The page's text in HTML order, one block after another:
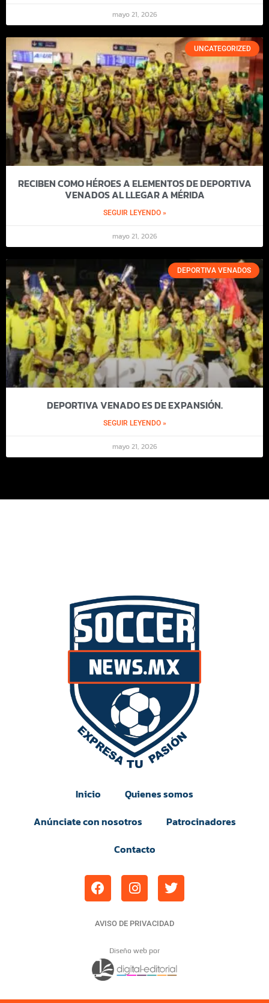
mayo 21, 2026
UNCATEGORIZED
RECIBEN COMO HÉROES A ELEMENTOS DE DEPORTIVA
VENADOS AL LLEGAR A MÉRIDA
SEGUIR LEYENDO »
mayo 21, 2026
DEPORTIVA VENADOS
DEPORTIVA VENADO ES DE EXPANSIÓN.
SEGUIR LEYENDO »
mayo 21, 2026
Inicio
Quienes somos
Anúnciate con nosotros
Patrocinadores
Contacto
AVISO DE PRIVACIDAD
Diseño web por